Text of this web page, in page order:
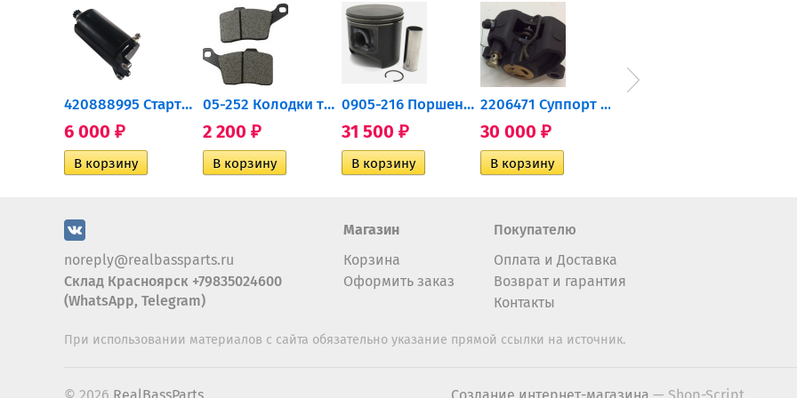
420888995 Стартер для...
6 000 ₽
05-252 Колодки тормозные...
2 200 ₽
0905-216 Поршень Arctic Cat...
31 500 ₽
2206471 Суппорт тормозной...
30 000 ₽
noreply@realbassparts.ru
Склад Красноярск +79835024600
(WhatsApp, Telegram)
Магазин
Корзина
Оформить заказ
Покупателю
Оплата и Доставка
Возврат и гарантия
Контакты
При использовании материалов с сайта обязательно указание прямой ссылки на источник.